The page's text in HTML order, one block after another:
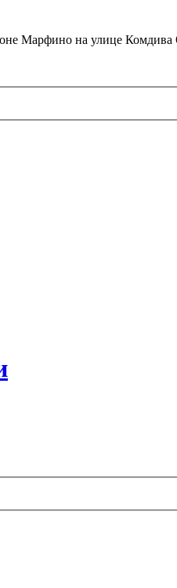
Марфино на улице Комдива